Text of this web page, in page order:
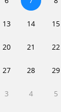
13 14 15
20 21 22
27 28 29
3 4 5